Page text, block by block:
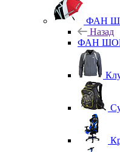
ФАН
Назад
ФАН